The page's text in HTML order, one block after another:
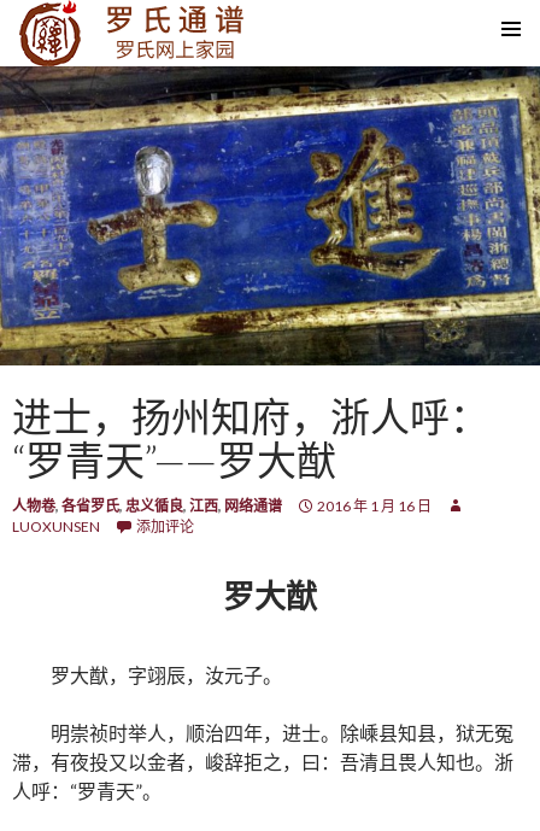
SKIP TO CONTENT
进士，扬州知府，浙人呼：
“罗青天”——罗大猷
人物卷, 各省罗氏, 忠义循良, 江西, 网络通谱
2016 年 1 月 16 日
LUOXUNSEN
添加评论
罗大猷
罗大猷，字翊辰，汝元子。
明崇祯时举人，顺治四年，进士。除嵊县知县，狱无冤
滞，有夜投又以金者，峻辞拒之，曰：吾清且畏人知也。浙
人呼：“罗青天”。